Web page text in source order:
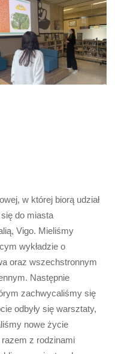
w której biorą udział
do miasta
Vigo. Mieliśmy
wykładzie o
oraz wszechstronnym
Następnie
zachwycaliśmy się
odbyły się warsztaty,
nowe życie
z rodzinami